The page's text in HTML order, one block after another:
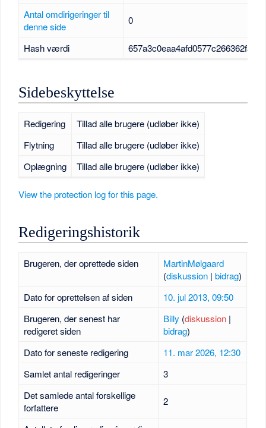
Antal omdirigeringer til
denne side
0
Hash værdi
Sidebeskyttelse
Redigering
Tillad alle brugere (udløber ikke)
Flytning
Tillad alle brugere (udløber ikke)
Oplægning
Tillad alle brugere (udløber ikke)
View the protection log for this page.
Redigeringshistorik
Brugeren, der oprettede siden
MartinMølgaard
(diskussion| bidrag)
Dato for oprettelsen af siden
10. jul 2013, 09:50
Brugeren, der senest har
redigeret siden
Billy (diskussion|
bidrag)
Dato for seneste redigering
11. mar 2026, 12:30
Samlet antal redigeringer
3
Det samlede antal forskellige
forfattere
2